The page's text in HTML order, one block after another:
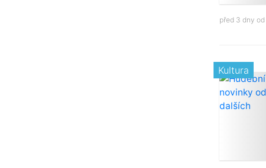
před 3 dny od
Kultura